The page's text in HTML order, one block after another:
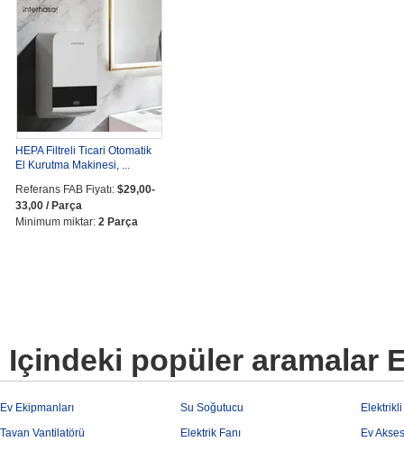
HEPA Filtreli Ticari Otomatik
El Kurutma Makinesi, ...
Referans FAB Fiyatı: $29,00-
33,00 / Parça
Minimum miktar: 2 Parça
Içindeki popüler aramalar
Ev Ekipmanları Su Soğutucu
Elektrikli
Tavan Vantilatörü
Elektrik Fanı
Ev